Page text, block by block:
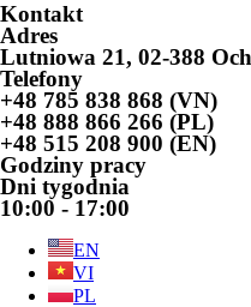
Kontakt
Adres
Lutniowa 21, 02-388
Telefony
+48 785 838 868 (VN)
+48 888 866 266 (PL)
+48 515 208 900 (EN)
Godziny pracy
Dni tygodnia
10:00 - 17:00
EN
VI
PL